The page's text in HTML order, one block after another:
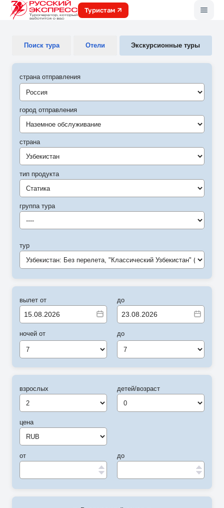
Туристам
Поиск тура Отели Экскурсионные туры
страна отправления
город отправления
Наземное обслуживание
страна
Узбекистан
тип продукта
Статика
группа тура
----
тур
Узбекистан: Без перелета, "Классический Узбекистан" (Ташкент-Ташкент) (C)
вылет от
ночей от
7
до
до
7
взрослых
цена
от
детей/возраст
до